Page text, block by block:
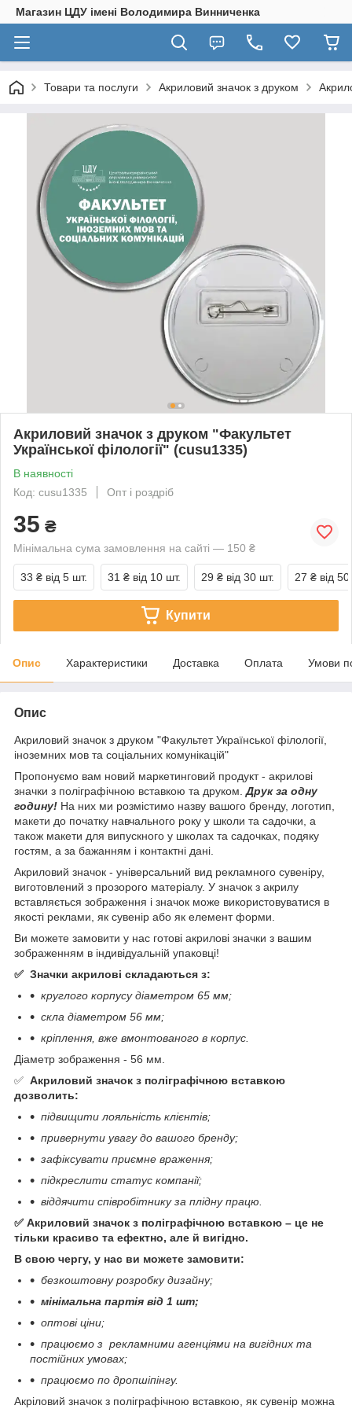
Магазин ЦДУ імені Володимира Винниченка
Товари та послуги Акриловий значок з друком
Акриловий значок з друком "Факультет
Української філології" (cusu1335)
В наявності
Код: cusu1335
Опт і роздріб
35 ₴
Мінімальна сума замовлення на сайті — 150 ₴
33 ₴ від 5 шт. 31 ₴ від 10 шт. 29 ₴ від 30 шт. 27 ₴ від
Купити
Опис Характеристики Доставка Оплата Умови
Опис
Акриловий значок з друком "Факультет Української філології,
іноземних мов та соціальних комунікацій"
Пропонуємо вам новий маркетинговий продукт - акрилові
значки з поліграфічною вставкою та друком.Друк за одну
годину! На них ми розмістимо назву вашого бренду, логотип,
макети до початку навчального року у школи та садочки, а
також макети для випускного у школах та садочках, подяку
гостям, а за бажанням і контактні дані.
Акриловий значок - універсальний вид рекламного сувеніру,
виготовлений з прозорого матеріалу. У значок з акрилу
вставляється зображення і значок може використовуватися в
якості реклами, як сувенір або як елемент форми.
Ви можете замовити у нас готові акрилові значки з вашим
зображенням в індивідуальній упаковці!
✅ Значки акрилові складаються з:
круглого корпусу діаметром 65 мм;
скла діаметром 56 мм;
кріплення, вже вмонтованого в корпус.
Діаметр зображення - 56 мм.
✅ Акриловий значок з поліграфічною вставкою
дозволить:
підвищити лояльність клієнтів;
привернути увагу до вашого бренду;
зафіксувати приємне враження;
підкреслити статус компанії;
віддячити співробітнику за плідну працю.
✅ Акриловий значок з поліграфічною вставкою – це не
тільки красиво та ефектно, але й вигідно.
В свою чергу, у нас ви можете замовити:
безкоштовну розробку дизайну;
мінімальна партія від 1 шт;
оптові ціни;
працюємо з рекламними агенціями на вигідних та
постійних умовах;
працюємо по дропшіпінгу.
Акріловий значок з поліграфічною вставкою, як сувенір можна